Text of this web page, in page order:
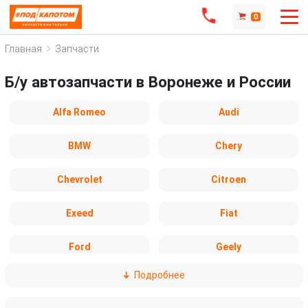
0
Главная Запчасти
Б/у автозапчасти в Воронеже и России
Alfa Romeo Audi
BMW Chery
Chevrolet Citroen
Exeed Fiat
Ford Geely
Подробнее